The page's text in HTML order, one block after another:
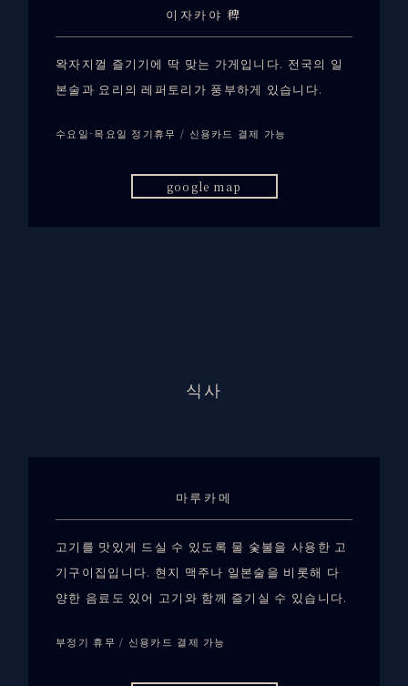
이자카야 稗
왁자지껄 즐기기에 딱 맞는 가게입니다. 전국의 일
본술과 요리의 레퍼토리가 풍부하게 있습니다.
수요일·목요일 정기휴무 / 신용카드 결제 가능
google map
식사
마루카메
고기를 맛있게 드실 수 있도록 물 숯불을 사용한 고
기구이집입니다. 현지 맥주나 일본술을 비롯해 다
양한 음료도 있어 고기와 함께 즐기실 수 있습니다.
부정기 휴무 / 신용카드 결제 가능